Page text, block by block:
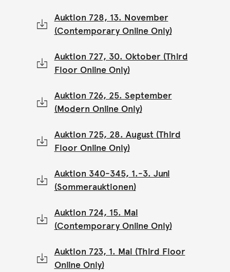
Auktion 728, 13. November
(Contemporary Online Only)
Auktion 727, 30. Oktober (Third
Floor Online Only)
Auktion 726, 25. September
(Modern Online Only)
Auktion 725, 28. August (Third
Floor Online Only)
Auktion 340-345, 1.-3. Juni
(Sommerauktionen)
Auktion 724, 15. Mai
(Contemporary Online Only)
Auktion 723, 1. Mai (Third Floor
Online Only)